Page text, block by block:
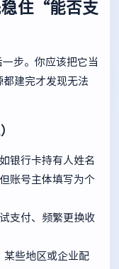
稳住“能否支
步。你应该把它当
建完才发现无法
银行卡持有人姓名
账号主体填写为个
支付、频繁更换收
某些地区或企业配